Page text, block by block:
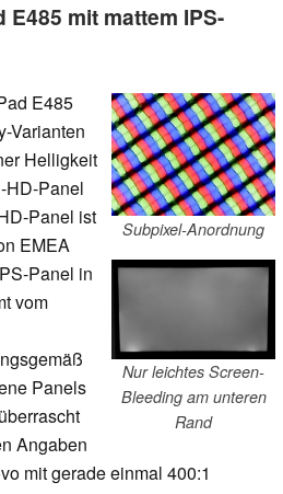
mit mattem IPS-
Subpixel-Anordnung
Nur leichtes Screen-
Bleeding am unteren
Rand
E485
Varianten
Helligkeit
HD-Panel
Panel ist
EMEA
Panel in
vom
Panels
Angaben
mit gerade einmal 400:1